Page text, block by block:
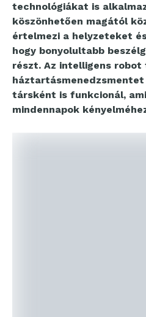
technológiákat is
köszönhetően magától
értelmezi a helyzeteket
hogy bonyolultabb
részt. Az intelligens robot
társként is funkcionál,
mindennapok